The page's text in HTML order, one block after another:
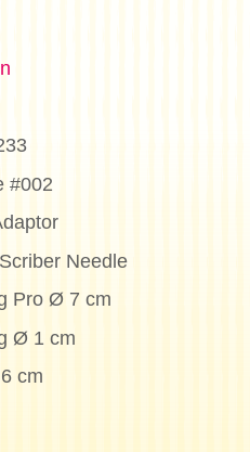
#002
Needle
Pro Ø 7 cm
Ø 1 cm
cm